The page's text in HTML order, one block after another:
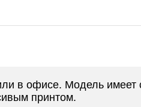
в офисе. Модель имеет
принтом.